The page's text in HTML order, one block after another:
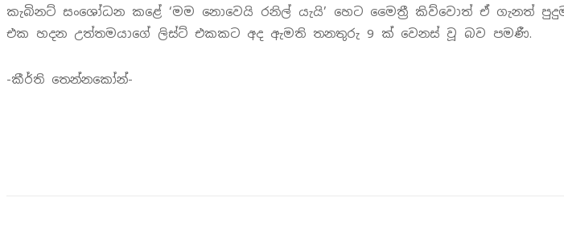
කැබිනට් සංශෝධන කළේ ‘මම නොවෙයි රනිල් යැයි’ හෙට මෛත්‍රී කිව්වොත් ඒ ගැනත්
එක හදන උත්තමයාගේ ලිස්ට් එකකට අද ඇමති තනතුරු 9 ක් වෙනස් වූ බව පමණී.
-කීර්ති තෙන්නකෝන්-